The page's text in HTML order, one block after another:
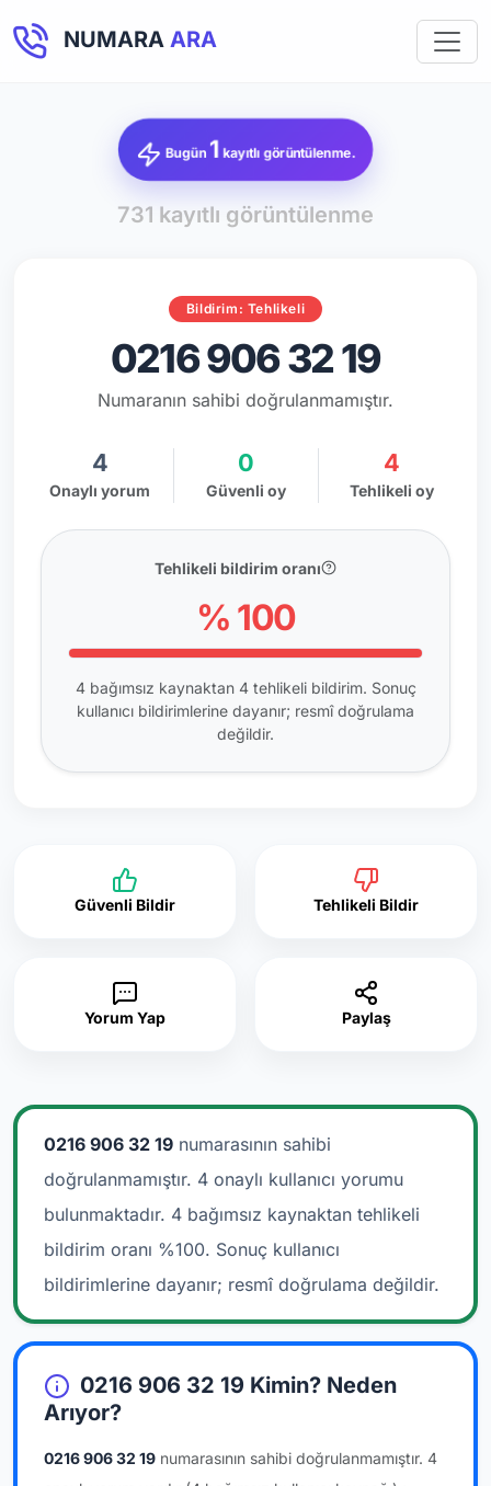
NUMARA ARA
Bugün 1 kayıtlı görüntülenme.
731 kayıtlı görüntülenme
Bildirim: Tehlikeli
0216 906 32 19
Numaranın sahibi doğrulanmamıştır.
4
Onaylı yorum
0
Güvenli oy
4
Tehlikeli oy
Tehlikeli bildirim oranı
% 100
4 bağımsız kaynaktan 4 tehlikeli bildirim. Sonuç
kullanıcı bildirimlerine dayanır; resmî doğrulama
değildir.
Güvenli Bildir Tehlikeli Bildir
Yorum Yap Paylaş
0216 906 32 19 numarasının sahibi
doğrulanmamıştır. 4 onaylı kullanıcı yorumu
bulunmaktadır. 4 bağımsız kaynaktan tehlikeli
bildirim oranı %100. Sonuç kullanıcı
bildirimlerine dayanır; resmî doğrulama değildir.
0216 906 32 19 Kimin? Neden
Arıyor?
0216 906 32 19 numarasının sahibi doğrulanmamıştır. 4